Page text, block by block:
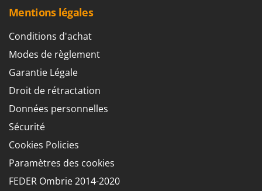
Mentions légales
Conditions d'achat
Modes de règlement
Garantie Légale
Droit de rétractation
Données personnelles
Sécurité
Cookies Policies
Paramètres des cookies
FEDER Ombrie 2014-2020